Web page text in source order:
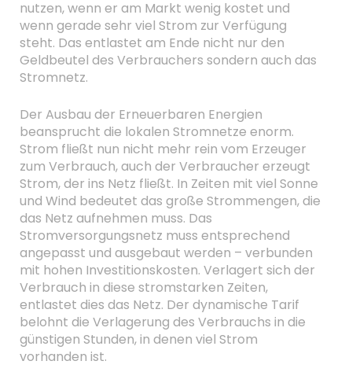
nutzen, wenn er am Markt wenig kostet und
wenn gerade sehr viel Strom zur Verfügung
steht. Das entlastet am Ende nicht nur den
Geldbeutel des Verbrauchers sondern auch das
Stromnetz.
Der Ausbau der Erneuerbaren Energien
beansprucht die lokalen Stromnetze enorm.
Strom fließt nun nicht mehr rein vom Erzeuger
zum Verbrauch, auch der Verbraucher erzeugt
Strom, der ins Netz fließt. In Zeiten mit viel Sonne
und Wind bedeutet das große Strommengen, die
das Netz aufnehmen muss. Das
Stromversorgungsnetz muss entsprechend
angepasst und ausgebaut werden – verbunden
mit hohen Investitionskosten. Verlagert sich der
Verbrauch in diese stromstarken Zeiten,
entlastet dies das Netz. Der dynamische Tarif
belohnt die Verlagerung des Verbrauchs in die
günstigen Stunden, in denen viel Strom
vorhanden ist.